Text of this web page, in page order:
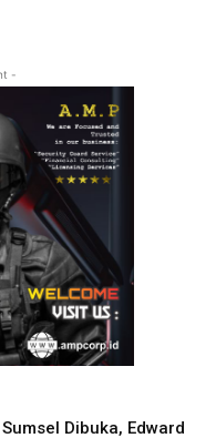
-
Dibuka, Edward